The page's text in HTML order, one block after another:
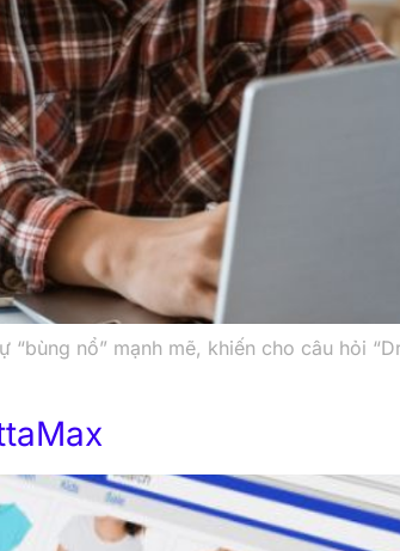
nổ” mạnh mẽ, khiến cho câu hỏi